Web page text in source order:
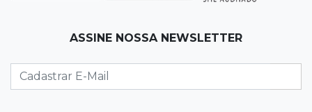
Remo busca empate com Atlético-MG e segue
na zona de rebaixamento
ASSINE NOSSA NEWSLETTER